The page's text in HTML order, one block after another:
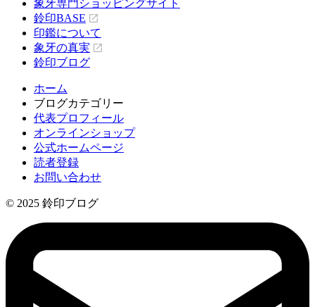
象牙専門ショッピングサイト
鈴印BASE
印鑑について
象牙の真実
鈴印ブログ
ホーム
ブログカテゴリー
代表プロフィール
オンラインショップ
公式ホームページ
読者登録
お問い合わせ
© 2025 鈴印ブログ